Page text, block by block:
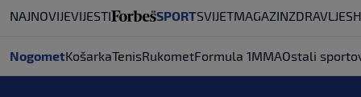
NAJNOVIJEVIJESTI SPORTSVIJETMAGAZINZDRAVLJE
NogometKošarkaTenisRukometFormula 1MMAOstali